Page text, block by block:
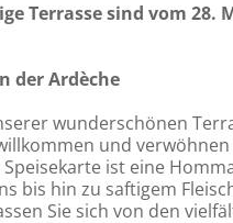
Terrasse sind vom 28.
der Ardèche
wunderschönen
und
ist eine
bis hin zu saftigem
Sie sich von den